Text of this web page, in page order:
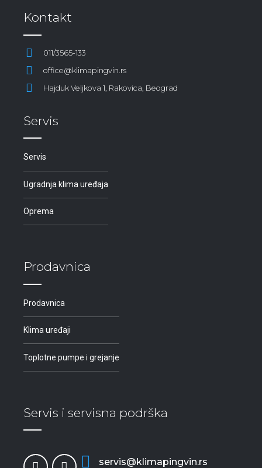
Kontakt
011/3565-133
office@klimapingvin.rs
Hajduk Veljkova 1, Rakovica, Beograd
Servis
Servis
Ugradnja klima uređaja
Oprema
Prodavnica
Prodavnica
Klima uređaji
Toplotne pumpe i grejanje
Servis i servisna podrška
servis@klimapingvin.rs